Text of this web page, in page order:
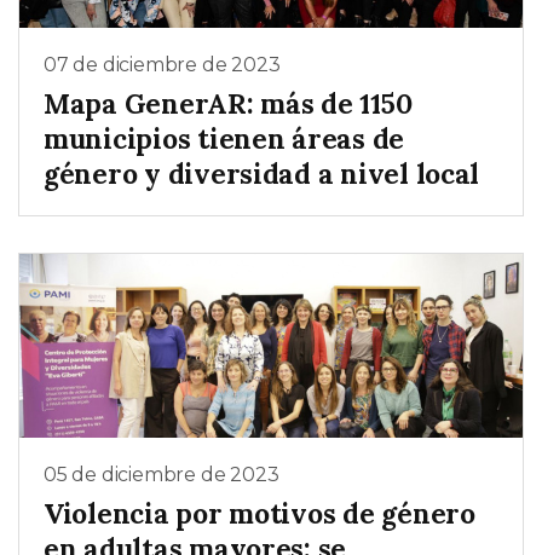
07 de diciembre de 2023
Mapa GenerAR: más de 1150
municipios tienen áreas de
género y diversidad a nivel local
05 de diciembre de 2023
Violencia por motivos de género